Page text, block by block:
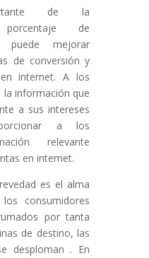
de la
de
puede mejorar
de conversión y
internet. A los
la información que
a sus intereses
a los
relevante
en internet.
es el alma
consumidores
por tanta
de destino, las
desploman . En